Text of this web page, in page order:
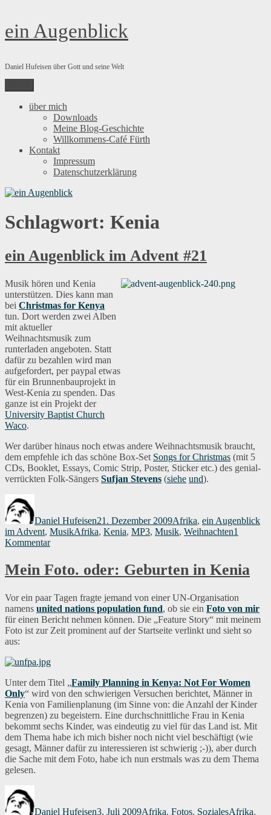
Zum
Inhalt
ein Augenblick
Daniel Hufeisen über Gott und seine Welt
über mich
Downloads
Meine Blog-Geschichte
Willkommens-Café Fürth
Kontakt
Impressum
Datenschutzerklärung
Schlagwort: Kenia
ein Augenblick im Advent #21
Musik hören und Kenia
unterstützen. Dies kann man
bei Christmas for Kenya
tun. Dort werden zwei Alben
mit aktueller
Weihnachtsmusik zum
runterladen angeboten. Statt
dafür zu bezahlen wird man
aufgefordert, per paypal etwas
für ein Brunnenbauprojekt in
West-Kenia zu spenden. Das
ganze ist ein Projekt der
University Baptist Church
Waco.
Wer darüber hinaus noch etwas andere Weihnachtsmusik braucht,
dem empfehle ich das schöne Box-Set Songs for Christmas (mit 5
CDs, Booklet, Essays, Comic Strip, Poster, Sticker etc.) des genial-
verrückten Folk-Sängers Sufjan Stevens (siehe und).
Daniel Hufeisen21. Dezember 2009Afrika, ein Augenblick
im Advent, MusikSchlagwörter
Afrika, Kenia, MP3, Musik, Weihnachten1
Kommentarzu
Augenblick
im
#21
Mein Foto. oder: Geburten in Kenia
Vor ein paar Tagen fragte jemand von einer UN-Organisation
namens united nations population fund, ob sie ein Foto von mir
für einen Bericht nehmen können. Die „Feature Story“ mit meinem
Foto ist zur Zeit prominent auf der Startseite verlinkt und sieht so
aus:
Unter dem Titel „Family Planning in Kenya: Not For Women
Only“ wird von den schwierigen Versuchen berichtet, Männer in
Kenia von Familienplanung (im Sinne von: die Anzahl der Kinder
begrenzen) zu begeistern. Eine durchschnittliche Frau in Kenia
bekommt sechs Kinder, was eindeutig zu viel für das Land ist. Mit
dem Thema habe ich mich bisher noch nicht viel beschäftigt (wie
gesagt, Männer dafür zu interessieren ist schwierig ;-)), aber durch
die Sache mit dem Foto, habe ich nun erstmals was zu dem Thema
gelesen.
Daniel Hufeisen3. Juli 2009Afrika, Fotos, SozialesAfrika,